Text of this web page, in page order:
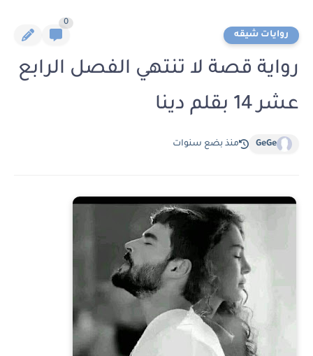
روايات شيقه
0
رواية قصة لا تنتهي الفصل الرابع
عشر 14 بقلم دينا
GeGe منذ بضع سنوات